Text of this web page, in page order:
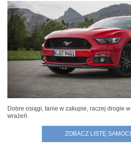
Dobre osiągi, tanie w zakupie, raczej drogie
wrażeń.
ZOBACZ LISTĘ